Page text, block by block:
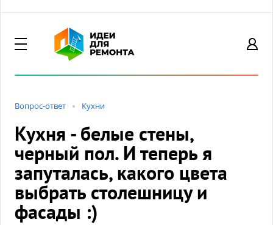
Вопрос-ответ Кухни
Кухня - белые стены,
черный пол. И теперь я
запуталась, какого цвета
выбрать столешницу и
фасады :)